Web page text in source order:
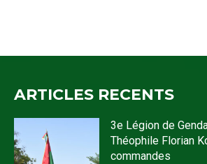
ARTICLES RECENTS
3e Légion de
Théophile Florian
commandes